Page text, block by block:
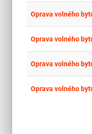
Oprava volného
Oprava volného